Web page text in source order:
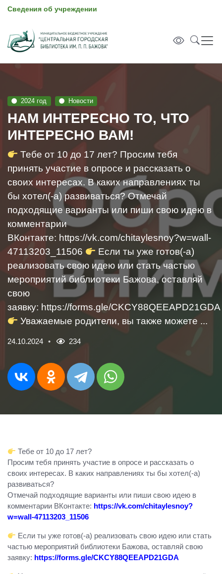
Сведения об учреждении
2024 год Новости
НАМ ИНТЕРЕСНО ТО, ЧТО
ИНТЕРЕСНО ВАМ!
Тебе от 10 до 17 лет? Просим тебя
принять участие в опросе и рассказать о
своих интересах. В каких направлениях ты
бы хотел(-а) развиваться? Отмечай
подходящие варианты или пиши свою идею в
комментарии
ВКонтакте: https://vk.com/chitaylesnoy?w=wall-
47113203_11506
Если ты уже готов(-а)
реализовать свою идею или стать частью
мероприятий библиотеки Бажова, оставляй
свою
заявку: https://forms.gle/CKCY88QEEAPD21GDA
Уважаемые родители, вы также можете ...
24.10.2024 234
Тебе от 10 до 17 лет?
Просим тебя принять участие в опросе и рассказать о
своих интересах. В каких направлениях ты бы хотел(-а)
развиваться?
Отмечай подходящие варианты или пиши свою идею в
комментарии ВКонтакте: https://vk.com/chitaylesnoy?
w=wall-47113203_11506
Если ты уже готов(-а) реализовать свою идею или стать
частью мероприятий библиотеки Бажова, оставляй свою
заявку: https://forms.gle/CKCY88QEEAPD21GDA